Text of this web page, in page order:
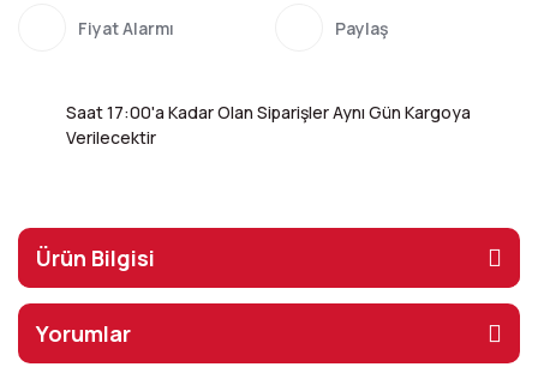
Fiyat Alarmı Paylaş
Saat 17:00'a Kadar Olan Siparişler Aynı Gün Kargoya
Verilecektir
Ürün Bilgisi
Yorumlar